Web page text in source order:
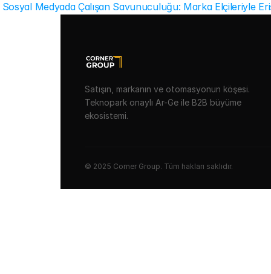
Sosyal Medyada Çalışan Savunuculuğu: Marka Elçileriyle
Satışın, markanın ve otomasyonun köşesi.
Teknopark onaylı Ar-Ge ile B2B büyüme
ekosistemi.
© 2025 Corner Group. Tüm hakları saklıdır.